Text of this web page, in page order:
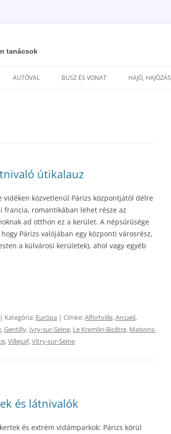
tanácsok
a
AUTÓVAL BUSZ ÉS VONAT HAJÓ, HAJÓZÁS
útikalauz
vidéken közvetlenül Párizs központjától délre
francia, romantikában lehet része az
ad otthon ez a kerület. A népsűrűsége
Párizs valójában egy központi városrész,
a külvárosi kerületek), ahol vagy egyéb
| Kategória: Európa | Címke:Alfortville,Arcueil,
,Gentilly, Ivry-sur-Seine, Le Kremlin-Bicêtre, Maisons-
,Villejuif,Vitry-sur-Seine
és látnivalók
és extrém vidámparkok: Párizs körül